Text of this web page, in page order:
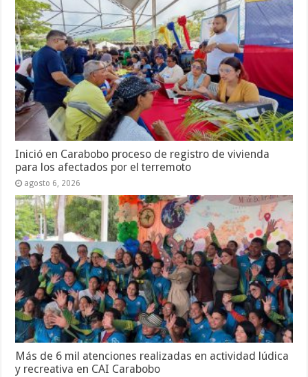
Inició en Carabobo proceso de registro de vivienda
para los afectados por el terremoto
agosto 6, 2026
Más de 6 mil atenciones realizadas en actividad lúdica
y recreativa en CAI Carabobo